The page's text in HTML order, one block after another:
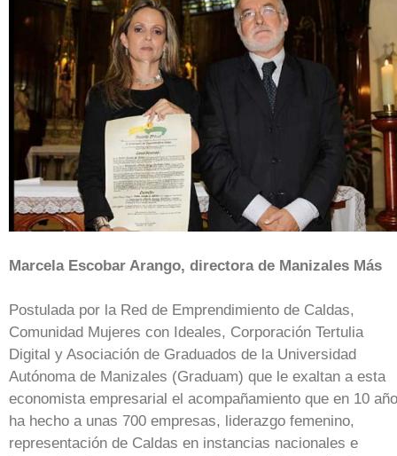
Marcela Escobar Arango, directora de Manizales Más
Postulada por la Red de Emprendimiento de Caldas,
Comunidad Mujeres con Ideales, Corporación Tertulia
Digital y Asociación de Graduados de la Universidad
Autónoma de Manizales (Graduam) que le exaltan a esta
economista empresarial el acompañamiento que en 10
ha hecho a unas 700 empresas, liderazgo femenino,
representación de Caldas en instancias nacionales e